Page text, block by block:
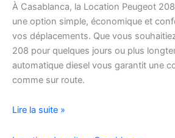
À Casablanca, la Location Peugeot
une option simple, économique et
vos déplacements. Que vous
208 pour quelques jours ou plus
automatique diesel vous garantit une
comme sur route.
Location
Lire la suite »